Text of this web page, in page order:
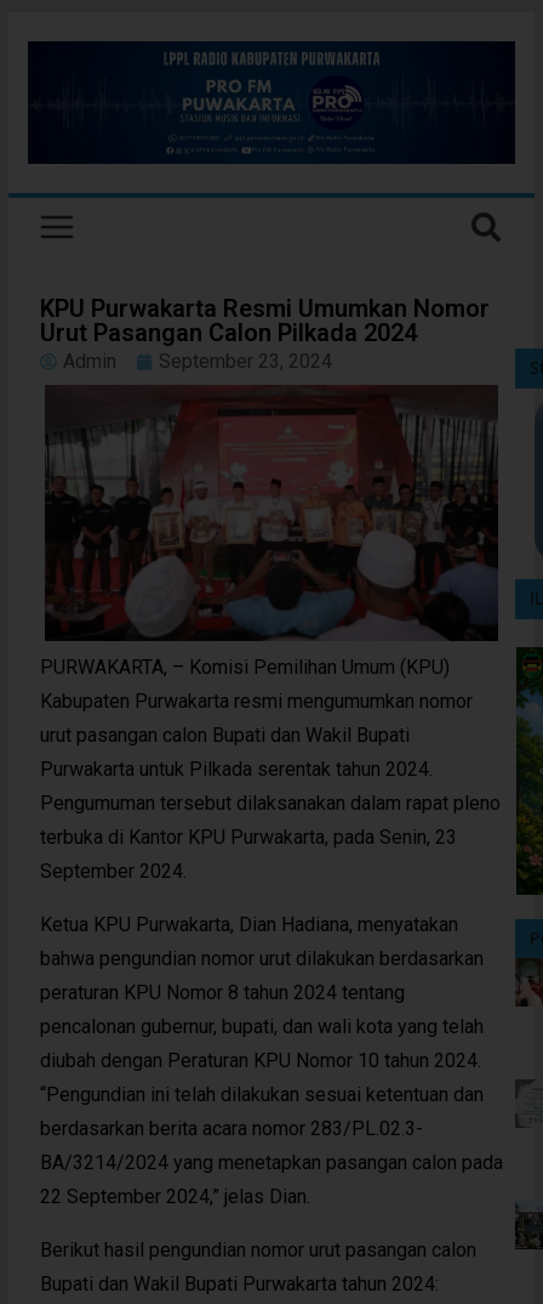
KPU Purwakarta Resmi Umumkan Nomor
Urut Pasangan Calon Pilkada 2024
Admin September 23, 2024
PURWAKARTA, – Komisi Pemilihan Umum (KPU)
Kabupaten Purwakarta resmi mengumumkan nomor
urut pasangan calon Bupati dan Wakil Bupati
Purwakarta untuk Pilkada serentak tahun 2024.
Pengumuman tersebut dilaksanakan dalam rapat pleno
terbuka di Kantor KPU Purwakarta, pada Senin, 23
September 2024.
Ketua KPU Purwakarta, Dian Hadiana, menyatakan
bahwa pengundian nomor urut dilakukan berdasarkan
peraturan KPU Nomor 8 tahun 2024 tentang
pencalonan gubernur, bupati, dan wali kota yang telah
diubah dengan Peraturan KPU Nomor 10 tahun 2024.
“Pengundian ini telah dilakukan sesuai ketentuan dan
berdasarkan berita acara nomor 283/PL.02.3-
BA/3214/2024 yang menetapkan pasangan calon pada
22 September 2024,” jelas Dian.
Berikut hasil pengundian nomor urut pasangan calon
Bupati dan Wakil Bupati Purwakarta tahun 2024: